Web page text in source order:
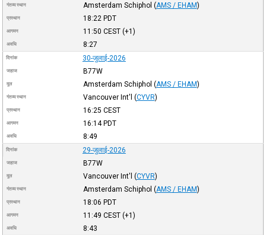
गंतव्य स्थान Amsterdam Schiphol (AMS / EHAM)
प्रस्थान 18:22 PDT
आगमन 11:50 CEST(+1)
अवधि 8:27
दिनांक 30-जुलाई-2026
जहाज B77W
मूल Amsterdam Schiphol (AMS / EHAM)
गंतव्य स्थान Vancouver Int'l (CYVR)
प्रस्थान 16:25 CEST
आगमन 16:14PDT
अवधि 8:49
दिनांक 29-जुलाई-2026
जहाज B77W
मूल Vancouver Int'l (CYVR)
गंतव्य स्थान Amsterdam Schiphol (AMS / EHAM)
प्रस्थान 18:06 PDT
आगमन 11:49 CEST(+1)
अवधि 8:43